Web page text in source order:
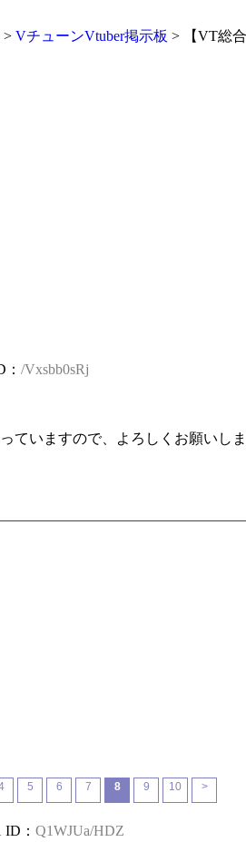
>VチューンVtuber掲示板 > 【VT総
/Vxsbb0sRj
ていますので、よろしくお願いし
5 6 7 8 9 10 >
： Q1WJUa/HDZ